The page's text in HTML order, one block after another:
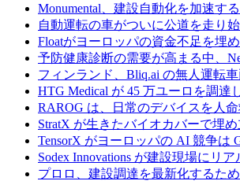
Monumental、建設自動化を加速す
自動運転の車がついに公道を走り
Floatがヨーロッパの資金不足を埋
予防健康診断の需要が高まる中、
フィンランド、Bliq.ai の無人運転
HTG Medical が 45 万ユーロを調
RAROG は、日常のデバイスを人
StratX が生きたバイオカバーで埋
TensorX がヨーロッパの AI 競争は
Sodex Innovations が建設現場にリ
プロロ、建設調達を最新化するた